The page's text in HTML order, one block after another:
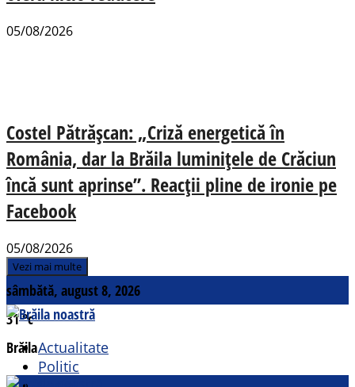
05/08/2026
Costel Pătrășcan: „Criză energetică în
România, dar la Brăila luminițele de Crăciun
încă sunt aprinse”. Reacții pline de ironie pe
Facebook
05/08/2026
Vezi mai multe
sâmbătă, august 8, 2026
31°c
BrăilaActualitate
Politic